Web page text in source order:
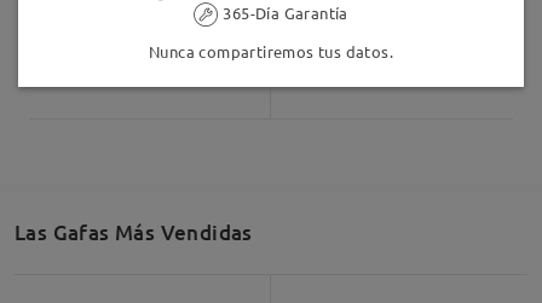
7,00 €
Las Gafas Más Vendidas
365-Día Garantía
Nunca compartiremos tus datos.